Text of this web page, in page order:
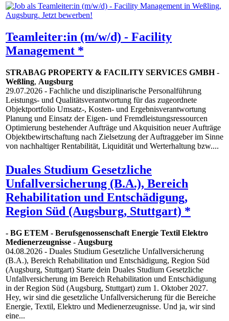
Teamleiter:in (m/w/d) - Facility
Management *
STRABAG PROPERTY & FACILITY SERVICES GMBH-
Weßling, Augsburg
29.07.2026 - Fachliche und disziplinarische Personalführung
Leistungs- und Qualitätsverantwortung für das zugeordnete
Objektportfolio Umsatz-, Kosten- und Ergebnisverantwortung
Planung und Einsatz der Eigen- und Fremdleistungsressourcen
Optimierung bestehender Aufträge und Akquisition neuer Aufträge
Objektbewirtschaftung nach Zielsetzung der Auftraggeber im Sinne
von nachhaltiger Rentabilität, Liquidität und Werterhaltung bzw....
Duales Studium Gesetzliche
Unfallversicherung (B.A.), Bereich
Rehabilitation und Entschädigung,
Region Süd (Augsburg, Stuttgart) *
- BG ETEM - Berufsgenossenschaft Energie Textil Elektro
Medienerzeugnisse - Augsburg
04.08.2026 - Duales Studium Gesetzliche Unfallversicherung
(B.A.), Bereich Rehabilitation und Entschädigung, Region Süd
(Augsburg, Stuttgart) Starte dein Duales Studium Gesetzliche
Unfallversicherung im Bereich Rehabilitation und Entschädigung
in der Region Süd (Augsburg, Stuttgart) zum 1. Oktober 2027.
Hey, wir sind die gesetzliche Unfallversicherung für die Bereiche
Energie, Textil, Elektro und Medienerzeugnisse. Und ja, wir sind
eine...